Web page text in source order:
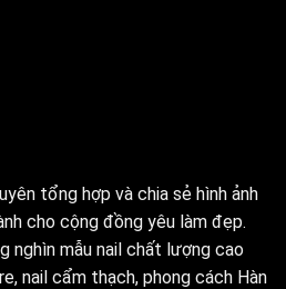
tổng hợp và chia sẻ hình ảnh
cho cộng đồng yêu làm đẹp.
nghìn mẫu nail chất lượng cao
nail cẩm thạch, phong cách Hàn